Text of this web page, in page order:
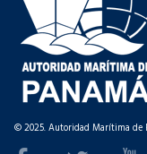
© 2025. Autoridad Marítima de